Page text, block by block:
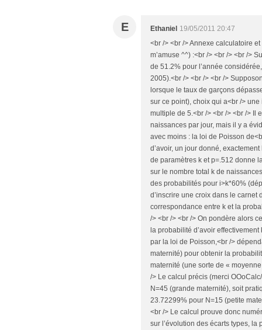
E Ethaniel 19/05/2011 20:47
<br /> <br /> Annexe calculatoire
m’amuse ^^) :<br /> <br /> <br />
de 51.2% pour l’année
2005).<br /> <br /> <br />
lorsque le taux de garçons
sur ce point), choix qui a<br />
multiple de 5.<br /> <br /> <br /> Il
naissances par jour, mais il y a
avec moins : la loi de Poisson
d’avoir, un jour donné,
de paramètres k et p=.512 donne
sur le nombre total k de
des probabilités pour i>k*60%
d’inscrire une croix dans le carnet
correspondance entre k et la
/> <br /> <br /> On pondère alors
la probabilité d’avoir
par la loi de Poisson,<br />
maternité) pour obtenir la
maternité (une sorte de «
/> Le calcul précis (merci
N=45 (grande maternité), soit
23.72299% pour N=15 (petite
<br /> Le calcul prouve donc
sur l’évolution des écarts types,